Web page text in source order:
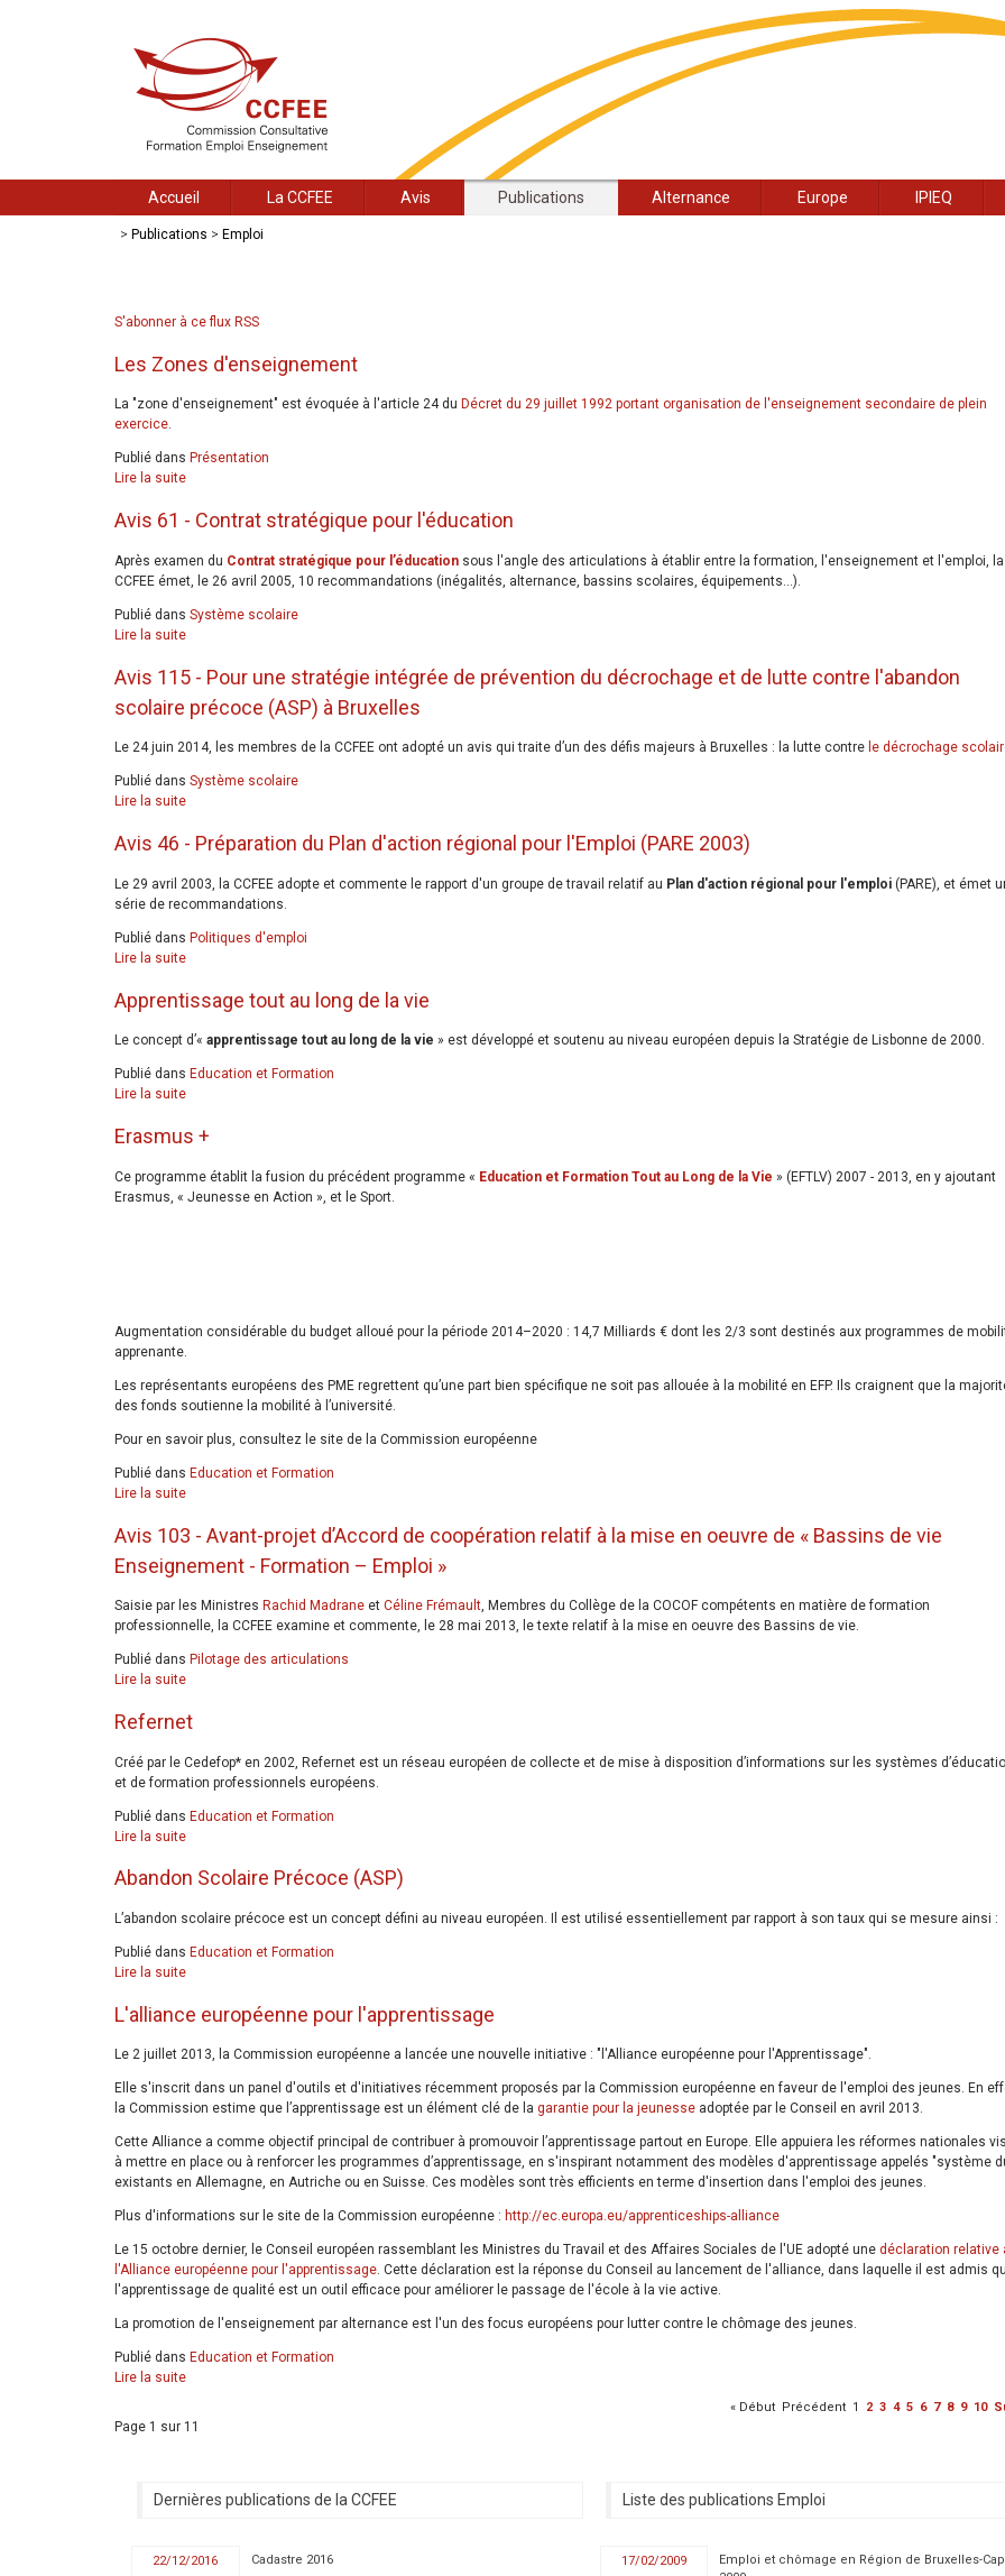
Accueil La CCFEE Avis Publications Alternance Europe IPIEQ
> Publications > Emploi
S'abonner à ce flux RSS
Les Zones d'enseignement
La "zone d'enseignement" est évoquée à l'article 24 du Décret du 29 juillet 1992 portant organisation de l'enseignement secondaire de plein
exercice.
Publié dans Présentation
Lire la suite
Avis 61 - Contrat stratégique pour l'éducation
Après examen du Contrat stratégique pour l’éducation sous l'angle des articulations à établir entre la formation, l'enseignement et l'emploi, la
CCFEE émet, le 26 avril 2005, 10 recommandations (inégalités, alternance, bassins scolaires, équipements...).
Publié dans Système scolaire
Lire la suite
Avis 115 - Pour une stratégie intégrée de prévention du décrochage et de lutte contre l'abandon
scolaire précoce (ASP) à Bruxelles
Le 24 juin 2014, les membres de la CCFEE ont adopté un avis qui traite d’un des défis majeurs à Bruxelles : la lutte contre le décrochage
Publié dans Système scolaire
Lire la suite
Avis 46 - Préparation du Plan d'action régional pour l'Emploi (PARE 2003)
Le 29 avril 2003, la CCFEE adopte et commente le rapport d'un groupe de travail relatif au Plan d'action régional pour l'emploi (PARE), et émet
série de recommandations.
Publié dans Politiques d'emploi
Lire la suite
Apprentissage tout au long de la vie
Le concept d’« apprentissage tout au long de la vie » est développé et soutenu au niveau européen depuis la Stratégie de Lisbonne de 2000.
Publié dans Education et Formation
Lire la suite
Erasmus +
Ce programme établit la fusion du précédent programme « Education et Formation Tout au Long de la Vie » (EFTLV) 2007 - 2013, en y ajoutant
Erasmus, « Jeunesse en Action », et le Sport.
Augmentation considérable du budget alloué pour la période 2014–2020 : 14,7 Milliards € dont les 2/3 sont destinés aux programmes de
apprenante.
Les représentants européens des PME regrettent qu’une part bien spécifique ne soit pas allouée à la mobilité en EFP. Ils craignent que la
des fonds soutienne la mobilité à l’université.
Pour en savoir plus, consultez le site de la Commission européenne
Publié dans Education et Formation
Lire la suite
Avis 103 - Avant-projet d’Accord de coopération relatif à la mise en oeuvre de « Bassins de vie
Enseignement - Formation – Emploi »
Saisie par les Ministres Rachid Madrane et Céline Frémault, Membres du Collège de la COCOF compétents en matière de formation
professionnelle, la CCFEE examine et commente, le 28 mai 2013, le texte relatif à la mise en oeuvre des Bassins de vie.
Publié dans Pilotage des articulations
Lire la suite
Refernet
Créé par le Cedefop* en 2002, Refernet est un réseau européen de collecte et de mise à disposition d’informations sur les systèmes
et de formation professionnels européens.
Publié dans Education et Formation
Lire la suite
Abandon Scolaire Précoce (ASP)
L’abandon scolaire précoce est un concept défini au niveau européen. Il est utilisé essentiellement par rapport à son taux qui se mesure ainsi :
Publié dans Education et Formation
Lire la suite
L'alliance européenne pour l'apprentissage
Le 2 juillet 2013, la Commission européenne a lancée une nouvelle initiative : "l'Alliance européenne pour l'Apprentissage".
Elle s'inscrit dans un panel d'outils et d'initiatives récemment proposés par la Commission européenne en faveur de l'emploi des jeunes. En
la Commission estime que l’apprentissage est un élément clé de la garantie pour la jeunesse adoptée par le Conseil en avril 2013.
Cette Alliance a comme objectif principal de contribuer à promouvoir l’apprentissage partout en Europe. Elle appuiera les réformes nationales
à mettre en place ou à renforcer les programmes d’apprentissage, en s'inspirant notamment des modèles d'apprentissage appelés "système
existants en Allemagne, en Autriche ou en Suisse. Ces modèles sont très efficients en terme d'insertion dans l'emploi des jeunes.
Plus d'informations sur le site de la Commission européenne : http://ec.europa.eu/apprenticeships-alliance
Le 15 octobre dernier, le Conseil européen rassemblant les Ministres du Travail et des Affaires Sociales de l'UE adopté une déclaration relative
l'Alliance européenne pour l'apprentissage. Cette déclaration est la réponse du Conseil au lancement de l'alliance, dans laquelle il est admis
l'apprentissage de qualité est un outil efficace pour améliorer le passage de l'école à la vie active.
La promotion de l'enseignement par alternance est l'un des focus européens pour lutter contre le chômage des jeunes.
Publié dans Education et Formation
Lire la suite
« Début Précédent 1 2 3 4 5 6 7 8 9 10
Page 1 sur 11
Dernières publications de la CCFEE
22/12/2016 Cadastre 2016
Liste des publications Emploi
17/02/2009
Emploi et chômage en Région de Bruxelles-